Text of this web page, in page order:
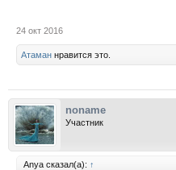
24 окт 2016
Атаман нравится это.
noname
Участник
Anya сказал(а): ↑